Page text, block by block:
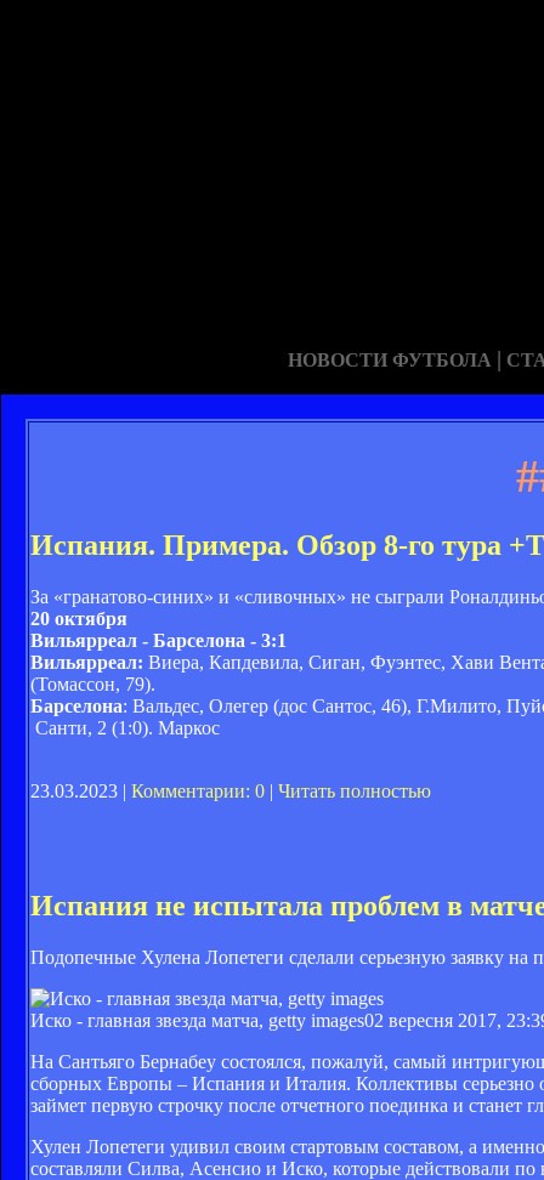
НОВОСТИ ФУТБОЛА |
Испания. Примера. Обзор 8-го тура
За «гранатово-синих» и «сливочных» не сыграли
20 октября
Вильярреал - Барселона - 3:1
Вильярреал: Виера, Капдевила, Сиган, Фуэнтес, Хави
(Томассон, 79).
Барселона: Вальдес, Олегер (дос Сантос, 46), Г.Милито,
Санти, 2 (1:0). Маркос
23.03.2023 | Комментарии: 0 | Читать полностью
Испания не испытала проблем в
Подопечные Хулена Лопетеги сделали серьезную заявку на
Иско - главная звезда матча, getty images02 вересня 2017,
На Сантьяго Бернабеу состоялся, пожалуй, самый
сборных Европы – Испания и Италия. Коллективы серьезно
займет первую строчку после отчетного поединка и
Хулен Лопетеги удивил своим стартовым составом, а
составляли Силва, Асенсио и Иско, которые действовали